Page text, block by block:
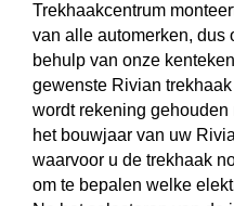
Trekhaakcentrum
van alle automerken, dus
behulp van onze
gewenste Rivian
wordt rekening gehouden
het bouwjaar van uw
waarvoor u de trekhaak
om te bepalen welke